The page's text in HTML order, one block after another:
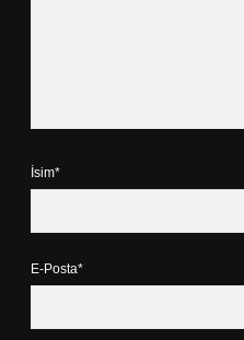
İsim*
E-Posta*